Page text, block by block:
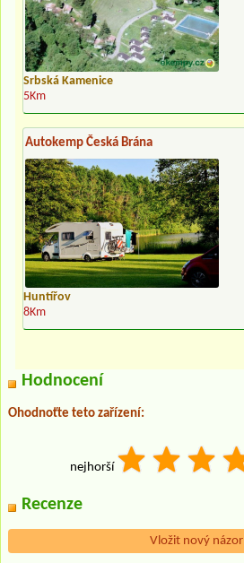
Srbská Kamenice
5Km
Autokemp Česká Brána
Huntířov
8Km
Hodnocení
Ohodnoťte teto zařízení:
nejhorší
Recenze
Vložit nový názor